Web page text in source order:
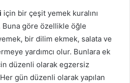
için bir çeşit yemek kuralını
Buna göre özellikle öğle
bir dilim ekmek, salata ve
yardımcı olur. Bunlara ek
düzenli olarak egzersiz
gün düzenli olarak yapılan